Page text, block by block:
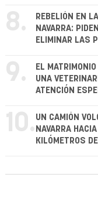
8.
REBELIÓN EN
NAVARRA:
ELIMINAR LAS
9.
EL
UNA
ATENCIÓN
10. UN CAMIÓN
NAVARRA
KILÓMETROS